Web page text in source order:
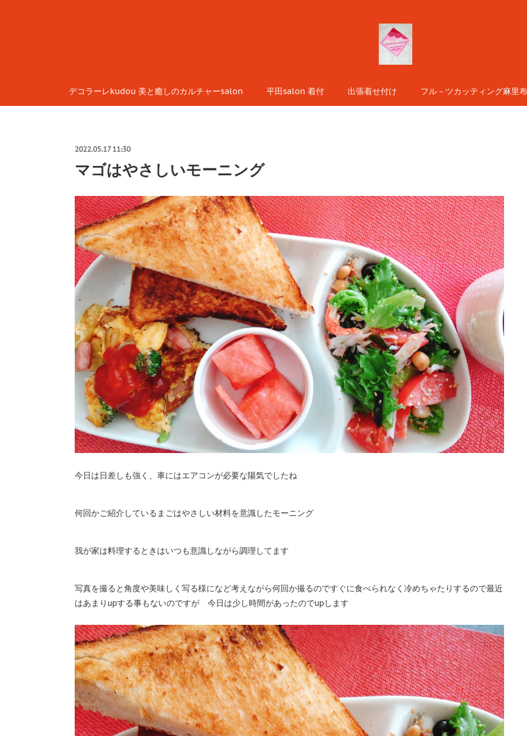
デコラーレkudou 美と癒しのカルチャーsalon 平田salon 着付 出張着せ付け フル－ツカッティング麻里
2022.05.17 11:30
マゴはやさしいモーニング
今日は日差しも強く、車にはエアコンが必要な陽気でしたね
何回かご紹介しているまごはやさしい材料を意識したモーニング
我が家は料理するときはいつも意識しながら調理してます
写真を撮ると角度や美味しく写る様になど考えながら何回か撮るのですぐに食べられなく冷めちゃたりするので最近
はあまりupする事もないのですが 今日は少し時間があったのでupします